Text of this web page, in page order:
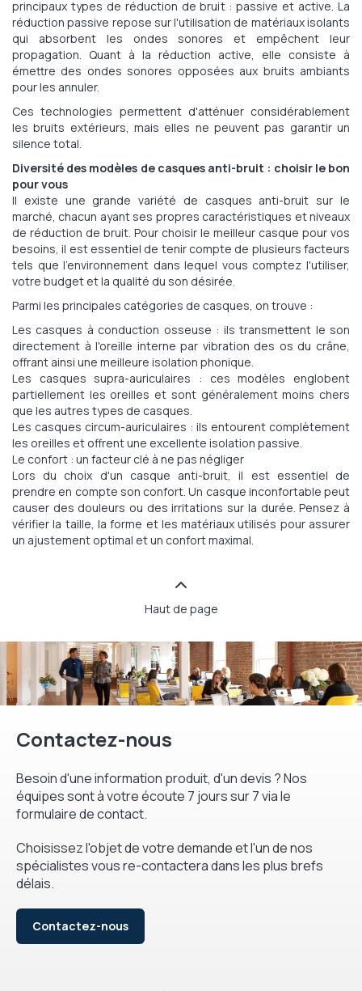
principaux types de réduction de bruit : passive et active. La
réduction passive repose sur l'utilisation de matériaux isolants
qui absorbent les ondes sonores et empêchent leur
propagation. Quant à la réduction active, elle consiste à
émettre des ondes sonores opposées aux bruits ambiants
pour les annuler.
Ces technologies permettent d'atténuer considérablement
les bruits extérieurs, mais elles ne peuvent pas garantir un
silence total.
Diversité des modèles de casques anti-bruit : choisir le bon
pour vous
Il existe une grande variété de casques anti-bruit sur le
marché, chacun ayant ses propres caractéristiques et niveaux
de réduction de bruit. Pour choisir le meilleur casque pour vos
besoins, il est essentiel de tenir compte de plusieurs facteurs
tels que l'environnement dans lequel vous comptez l'utiliser,
votre budget et la qualité du son désirée.
Parmi les principales catégories de casques, on trouve :
Les casques à conduction osseuse : ils transmettent le son
directement à l'oreille interne par vibration des os du crâne,
offrant ainsi une meilleure isolation phonique.
Les casques supra-auriculaires : ces modèles englobent
partiellement les oreilles et sont généralement moins chers
que les autres types de casques.
Les casques circum-auriculaires : ils entourent complètement
les oreilles et offrent une excellente isolation passive.
Le confort : un facteur clé à ne pas négliger
Lors du choix d'un casque anti-bruit, il est essentiel de
prendre en compte son confort. Un casque inconfortable peut
causer des douleurs ou des irritations sur la durée. Pensez à
vérifier la taille, la forme et les matériaux utilisés pour assurer
un ajustement optimal et un confort maximal.
Haut de page
Contactez-nous
Besoin d'une information produit, d'un devis ? Nos
équipes sont à votre écoute 7 jours sur 7 via le
formulaire de contact.
Choisissez l'objet de votre demande et l'un de nos
spécialistes vous re-contactera dans les plus brefs
délais.
Contactez-nous